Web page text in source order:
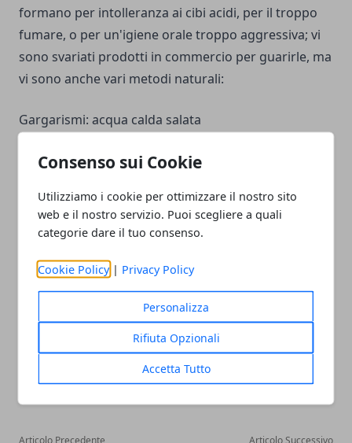
Consenso sui Cookie
Utilizziamo i cookie per ottimizzare il nostro sito
web e il nostro servizio. Puoi scegliere a quali
categorie dare il tuo consenso.
Cookie Policy | Privacy Policy
Personalizza
Rifiuta Opzionali
Accetta Tutto
formano per intolleranza ai cibi acidi, per il troppo
fumare, o per un'igiene orale troppo aggressiva; vi
sono svariati prodotti in commercio per guarirle, ma
vi sono anche vari metodi naturali:
Gargarismi: acqua calda salata
con un cotton fioc
dolore
Liquirizia: ottimo antiinfiammatorio e curativo.
Facebook
TwitterWhatsapp